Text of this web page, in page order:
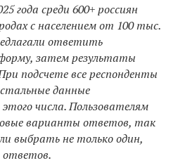
года среди 600+ россиян
с населением от 100 тыс.
ответить
затем результаты
подсчете все респонденты
данные
числа. Пользователям
варианты ответов, так
выбрать не только один,
ответов.